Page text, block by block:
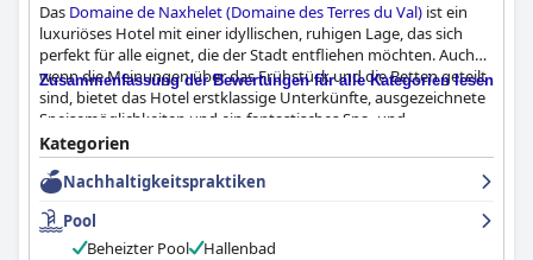
Das Domaine de Naxhelet (Domaine des Terres du Val) ist ein
luxuriöses Hotel mit einer idyllischen, ruhigen Lage, das sich
perfekt für alle eignet, die der Stadt entfliehen möchten. Auch
wenn die Meinungen über das Frühstück und die Betten geteilt
sind, bietet das Hotel erstklassige Unterkünfte, ausgezeichnete
Speisemöglichkeiten und ein fantastisches Spa- und
Wellnesscenter, das von den Gästen hoch gelobt wird. Das
Personal ist freundlich und hilfsbereit, und das Hotel bietet eine
Reihe von Aktivitäten für verschiedene Altersgruppen an,
darunter Golf-Schnupperkurse und kinderfreundliche Angebote
für Familien. Insgesamt bietet das
(Domaine des Terres du Val)eine Blase des Komforts und der
Zusammenfassung der Bewertungen für alle Kategorien lesen
Kategorien
Nachhaltigkeitspraktiken
Pool
Beheizter Pool
Hallenbad